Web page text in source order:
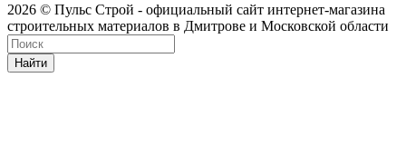
2026 © Пульс Строй - официальный сайт интернет-магазина
строительных материалов в Дмитрове и Московской области
Найти